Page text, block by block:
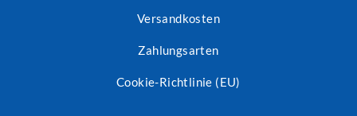
Versandkosten
Zahlungsarten
Cookie-Richtlinie (EU)